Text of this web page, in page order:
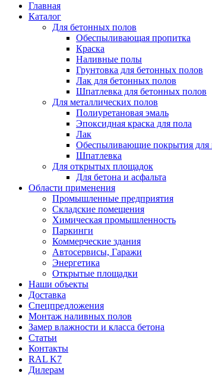
Главная
Каталог
Для бетонных полов
Обеспыливающая пропитка
Краска
Наливные полы
Грунтовка для бетонных полов
Лак для бетонных полов
Шпатлевка для бетонных полов
Для металлических полов
Полиуретановая эмаль
Эпоксидная краска для пола
Лак
Обеспыливающие покрытия для
Шпатлевка
Для открытых площадок
Для бетона и асфальта
Области применения
Промышленные предприятия
Складские помещения
Химическая промышленность
Паркинги
Коммерческие здания
Автосервисы, Гаражи
Энергетика
Открытые площадки
Наши объекты
Доставка
Спецпредложения
Монтаж наливных полов
Замер влажности и класса бетона
Статьи
Контакты
RAL K7
Дилерам